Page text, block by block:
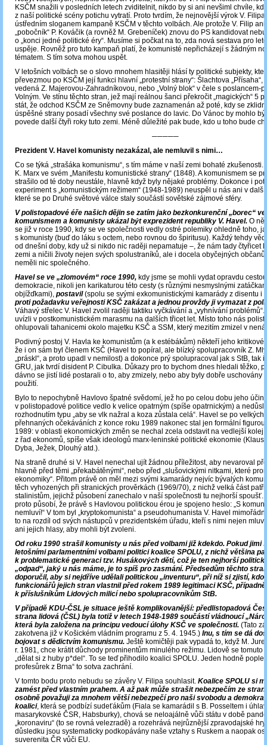
KSČM snažili v posledních letech zviditelnit, nikdo by si ani nevšiml chvíle,
z naší politické scény potichu vytratí. Proto tvrdím, že nejnovější výrok V. Filipa
ústředním sloganem kampaně KSČM v těchto volbách. Ale protože V. Filip
„pobočník“ P. Kováčik (a rovněž M. Grebeníček) znovu do PS kandidovat
o „konci jedné politické éry“. Musíme si počkat na to, zda nová sestava pro
uspěje. Rovněž pro tuto kampaň platí, že komunisté nepřicházejí s žádným
tématem. S tím sotva mohou uspět.
V letošních volbách se o slovo mnohem hlasitěji hlásí ty politické subjekty,
převezmou po KSČM její funkci hlavní „protestní strany“: Šlachtova „Přísaha“,
vedená Z. Majerovou-Zahradníkovou, nebo „Volný blok“ v čele s poslancem-
Volným. Ve stínu těchto stran, jež mají reálnou šanci překročit „magických“ 5
stát, že odchod KSČM ze Sněmovny bude zaznamenán až poté, kdy se
úspěšné strany posadí všechny své poslance do lavic. Do Vánoc by mohlo
povede další čtyři roky tuto zemi. Méně důležité pak bude, kdo u toho bude
─────
Prezident V. Havel komunisty nezakázal, ale nemluvil s nimi…
Co se týká „strašáka komunismu“, s tím máme v naší zemi bohaté zkušenosti.
K. Marx ve svém „Manifestu komunistické strany“ (1848). A komunismem se
strašilo od té doby neustále, hlavně když byly nějaké problémy. Dokonce i
experiment s „komunistickým režimem“ (1948-1989) neuspěl u nás ani v
které se po Druhé světové válce staly součástí sovětské zájmové sféry.
V polistopadové éře našich dějin se zatím jako bezkonkurenční „borec“
komunismem a komunisty ukázal být exprezident republiky V. Havel. O
se již v roce 1990, kdy se ve společnosti vedly ostré polemiky ohledně toho,
s komunisty (buď do láku s octem, nebo rovnou do špiritusu). Každý tehdy
od dnešní doby, kdy už si nikdo nic raději nepamatuje ‒, že nám tady čtyřicet
zemi a ničili životy nejen svých spolustraníků, ale i docela obyčejných
neměli nic společného.
Havel se ve „zlomovém“ roce 1990, kdy jsme se mohli vydat opravdu
demokracie, nikoli jen karikaturou této cesty (s různými nesmyslnými
objížďkami), postavil(spolu se svými exkomunistickými kamarády z disentu i z
proti požadavku veřejnosti KSČ zakázat a jednou provždy ji vymazat z
Váhavý střelec V. Havel zvolil raději taktiku vyčkávání a „vyhnívání problémů“.
uvízli v postkomunistickém marasmu na dalších třicet let. Místo toho nás
ohlupovali tahanicemi okolo majetku KSČ a SSM, který mezitím zmizel v
Podivný postoj V. Havla ke komunistům (a k estébákům) někteří jeho kritikové
že i on sám byl členem KSČ (Havel to popíral, ale blízký spolupracovník Z.
„práskl“, a proto upadl v nemilost) a dokonce prý spolupracoval jak s StB, tak
GRU, jak tvrdí disident P. Cibulka. Důkazy pro to bychom dnes hledali těžko,
dávno se jistí lidé postarali o to, aby zmizely, nebo aby byly dobře uschovány
použití.
Bylo to nepochybně Havlovo špatné svědomí, jež ho po celou dobu jeho
v polistopadové politice vedlo k velice opatrným (spíše opatrnickým) a
rozhodnutím typu „aby se vlk nažral a koza zůstala celá“. Havel se po velkých
přehnaných očekáváních z konce roku 1989 nakonec stal jen formální
1989: v oblasti ekonomických změn se nechal zcela odstavit na vedlejší kolej
z řad ekonomů, spíše však ideologů marx-leninské politické ekonomie
Dyba, Ježek, Dlouhý atd.).
Na straně druhé si V. Havel nenechal ujít žádnou příležitost, aby nevaroval
hlavně před těmi „překabátěnými“, nebo před „slušovickými nitkami, které
ekonomiky“. Přitom právě on měl mezi svými kamarády nejvíc bývalých
těch vyhozených při stranických prověrkách (1969/70), z nichž velká část
stalinistům, jejichž působení zanechalo v naší společnosti tu nejhorší spoušť.
proto působí, že právě s Havlovou politickou érou je spojeno heslo: „S
nemluví!“ V tom byl „kryptokomunista“ a pseudohumanista V. Havel
to na rozdíl od svých nástupců v prezidentském úřadu, kteří s nimi nejen
ani jejich hlasy, aby mohli být zvoleni.
Od roku 1990 strašil komunisty u nás před volbami již kdekdo. Pokud jimi
letošními parlamentními volbami politici koalice SPOLU, z nichž většina
k problematické generaci tzv. Husákových dětí, což je ten nejhorší
„odpad“, jaký u nás máme, je to spíš pro zasmání. Předsedům těchto
doporučil, aby si nejdříve udělali politickou „inventuru“, při níž si zjistí, kdo
funkcionářů jejich stran vlastnil před rokem 1989 legitimaci KSČ,
k příslušníkům Lidových milicí nebo spolupracovníkům StB.
V případě KDU-ČSL je situace ještě komplikovanější: předlistopadová
strana lidová (ČSL) byla totiž v letech 1948-1989 součástí vládnoucí
která byla založena na principu vedoucí úlohy KSČ ve společnosti. (Tato
zakotvena již v Košickém vládním programu z 5. 4. 1945.) Inu, s tím se dá
bojovat s dědictvím komunismu. Ještě komičtěji pak vypadá to, když M.
r. 1981, chce krátit důchody prominentům minulého režimu. Lidově se tomuto
„dělat si z huby p*del“. To se teď přihodilo koalici SPOLU. Jeden hodně
profesůrek z Brna“ to sotva zachrání.
V tomto bodu proto nebudu se závěry V. Filipa souhlasit. Koalice SPOLU si
zamést před vlastním prahem. A až pak může strašit nebezpečím ze
osobně považuji za mnohem větší nebezpečí pro naši svobodu a
koalici, která se podbízí sudeťákům (Fiala se kamarádil s B. Posseltem i
masarykovské ČSR, Habsburky), chová se neloajálně vůči státu v době
„koronaviru“ (to se rovná velezradě) a rozehrává nejrůznější zpravodajské
důsledku jsou systematicky podkopávány naše vztahy s Ruskem a naopak
suverenita ČR vůči EU.